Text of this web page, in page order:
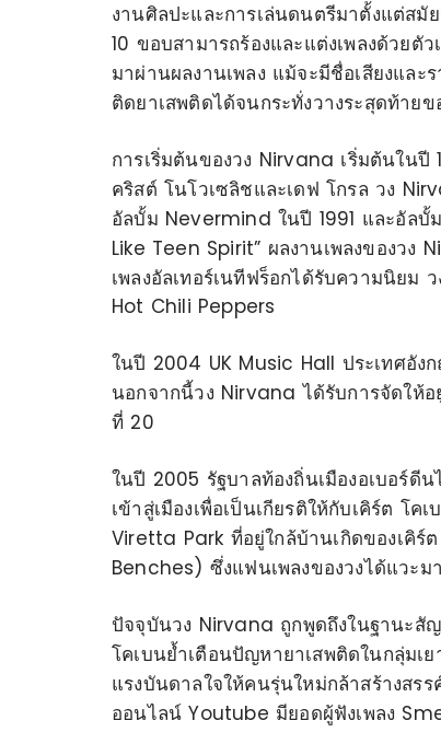
งานศิลปะและการเล่นดนตรีมาตั้งแต่สมั
10 ขอบสามารถร้องและแต่งเพลงด้วยตั
มาผ่านผลงานเพลง แม้จะมีชื่อเสียงและ
ติดยาเสพติดได้จนกระทั่งวางระสุดท้าย
การเริ่มต้นของวง Nirvana เริ่มต้นใน
คริสต์ โนโวเซลิชและเดฟ โกรล วง
อัลบั้ม Nevermind ในปี 1991 และอัลบั้
Like Teen Spirit” ผลงานเพลงของวง
เพลงอัลเทอร์เนทีฟร็อกได้รับความนิย
Hot Chili Peppers
ในปี 2004 UK Music Hall ประเทศอั
นอกจากนี้วง Nirvana ได้รับการจัดให้
ที่ 20
ในปี 2005 รัฐบาลท้องถิ่นเมืองอเบอร์ดี
เข้าสู่เมืองเพื่อเป็นเกียรติให้กับเคิร์ต โ
Viretta Park ที่อยู่ใกล้บ้านเกิดของเคิร์
Benches) ซึ่งแฟนเพลงของวงได้แวะม
ปัจจุบันวง Nirvana ถูกพูดถึงในฐานะสั
โคเบนย้ำเตือนปัญหายาเสพติดในกลุ่ม
แรงบันดาลใจให้คนรุ่นใหม่กล้าสร้างสร
ออนไลน์ Youtube มียอดผู้ฟังเพลง